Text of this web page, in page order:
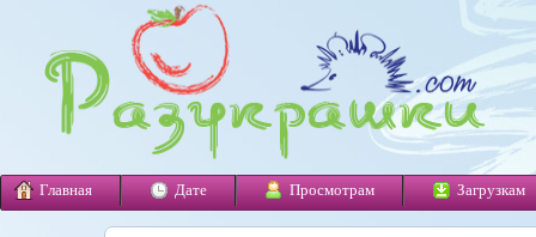
Главная Дате Просмотрам Загрузкам